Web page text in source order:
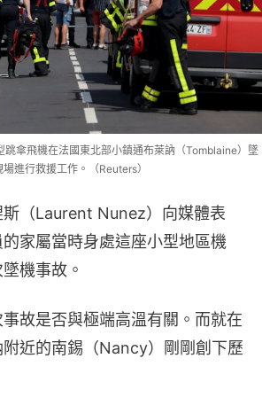
傘飛機在法國東北部小鎮通布萊訥（Tomblaine）墜
進行救援工作。（Reuters）
（Laurent Nunez）向媒體表
家屬當時身處這座小型地區機
機事故。
故是否與極端高溫有關。而就在
近的南錫（Nancy）剛剛創下歷